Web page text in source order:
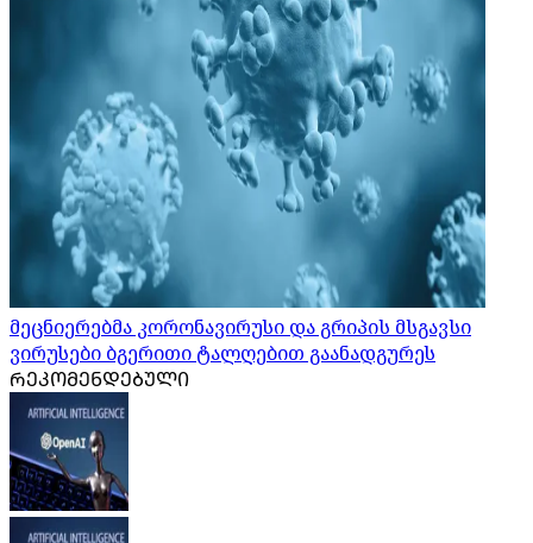
მეცნიერებმა კორონავირუსი და გრიპის მსგავსი
ვირუსები ბგერითი ტალღებით გაანადგურეს
ᲠᲔᲙᲝᲛᲔᲜᲓᲔᲑᲣᲚᲘ